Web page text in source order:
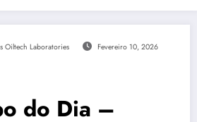
Oiltech Laboratories Fevereiro 10, 2026
do Dia –